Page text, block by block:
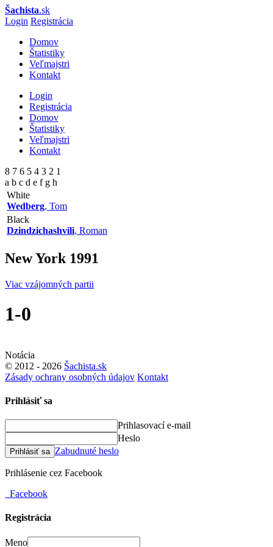
Šachista.sk
Login Registrácia
Domov
Štatistiky
Veľmajstri
Kontakt
Login
Registrácia
Domov
Štatistiky
Veľmajstri
Kontakt
8 7 6 5 4 3 2 1
a b c d e f g h
White
Wedberg, Tom
Black
Dzindzichashvili, Roman
New York 1991
Viac vzájomných partii
1-0
Notácia
© 2012 - 2026 Šachista.sk
Zásady ochrany osobných údajov Kontakt
Prihlásiť sa
Prihlasovací e-mail
Heslo
Prihlásiť sa Zabudnuté heslo
Prihlásenie cez Facebook
Facebook
Registrácia
Meno